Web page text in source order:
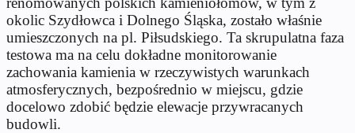
okolic Szydłowca i Dolnego Śląska, zostało właśnie
umieszczonych na pl. Piłsudskiego. Ta skrupulatna faza
testowa ma na celu dokładne monitorowanie
zachowania kamienia w rzeczywistych warunkach
atmosferycznych, bezpośrednio w miejscu, gdzie
docelowo zdobić będzie elewacje przywracanych
budowli.